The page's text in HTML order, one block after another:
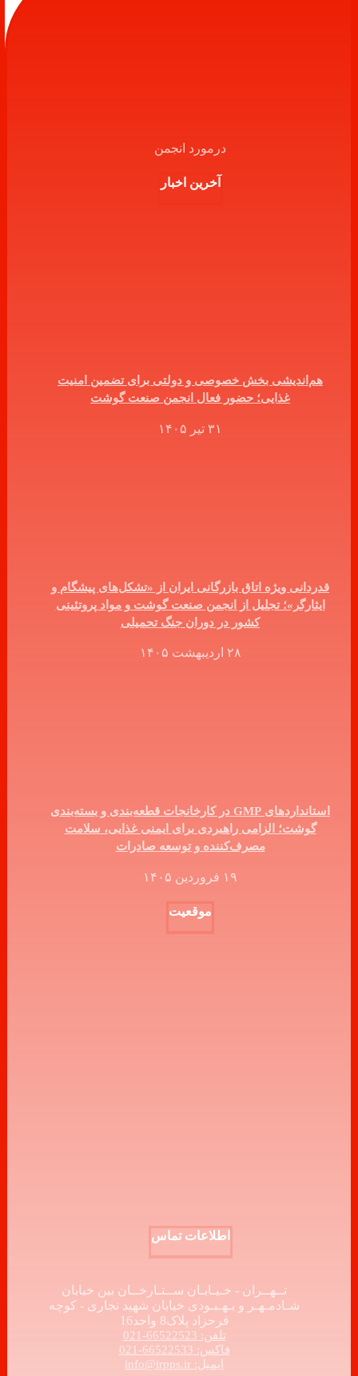
درمورد انجمن
آخرین اخبار
هم‌اندیشی بخش خصوصی و دولتی برای تضمین امنیت
غذایی؛ حضور فعال انجمن صنعت گوشت
۳۱ تیر ۱۴۰۵
قدردانی ویژه اتاق بازرگانی ایران از «تشکل‌های پیشگام و
ایثارگر»؛ تجلیل از انجمن صنعت گوشت و مواد پروتئینی
کشور در دوران جنگ تحمیلی
۲۸ اردیبهشت ۱۴۰۵
استانداردهای GMP در کارخانجات قطعه‌بندی و بسته‌بندی
گوشت؛ الزامی راهبردی برای ایمنی غذایی، سلامت
مصرف‌کننده و توسعه صادرات
۱۹ فروردین ۱۴۰۵
موقعیت
اطلاعات تماس
تــهــران - خـیـابـان ســتـارخــان بین خیابان
شـادمـهـر و بـهـبـودی خیابان شهید نجاری - کوچه
فرحزاد پلاک8 واحد16
تلفن: 66522523-021
فاکس: 66522533-021
ایمیل: info@irpps.ir